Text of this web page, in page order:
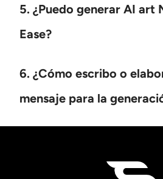
5. ¿Puedo generar AI art
Ease?
6. ¿Cómo escribo o
mensaje para la